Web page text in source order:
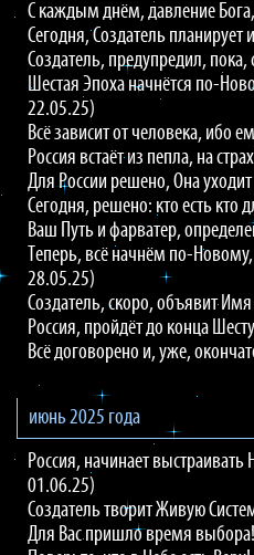
С каждым днём, давление
Сегодня, Создатель
Создатель, предупредил, пока,
Шестая Эпоха начнётся по-
22.05.25)
Всё зависит от человека, ибо
Россия встаёт из пепла, на
Для России решено, Она
Сегодня, решено: кто есть кто
Ваш Путь и фарватер,
Теперь, всё начнём по-
28.05.25)
Создатель, скоро, объявит
Россия, пройдёт до конца
Всё договорено и, уже,
июнь 2025 года
Россия, начинает
01.06.25)
Создатель творит Живую
Для Вас пришло время